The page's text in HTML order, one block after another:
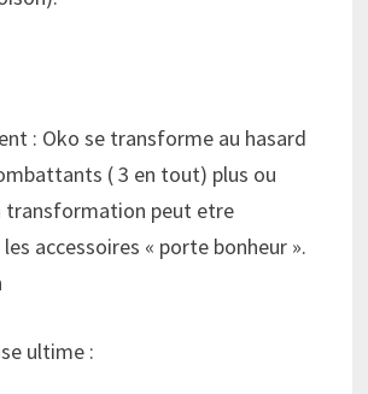
: Oko se transforme au hasard
( 3 en tout) plus ou
transformation peut etre
accessoires « porte bonheur ».
ultime :